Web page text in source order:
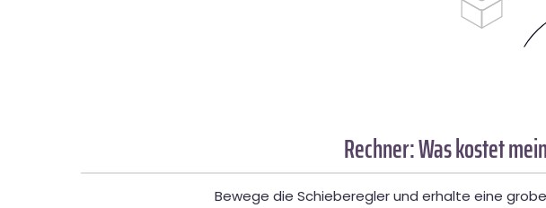
Rechner: Was kostet
Bewege die Schieberegler und erhalte eine